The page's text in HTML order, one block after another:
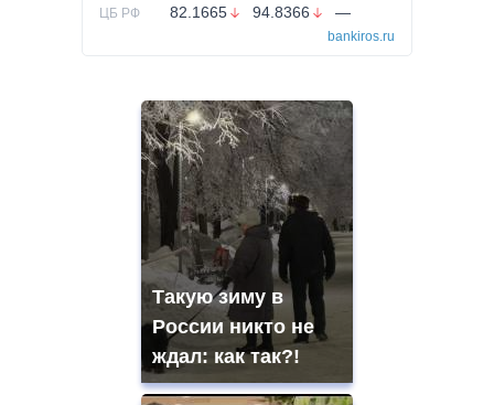
ЦБ РФ 82.1665 94.8366 —
bankiros.ru
Такую зиму в
России никто не
ждал: как так?!